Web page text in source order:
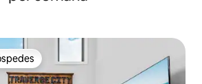
dos hóspedes